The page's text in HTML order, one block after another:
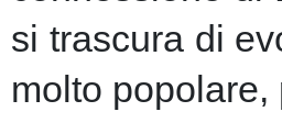
si trascura di
molto